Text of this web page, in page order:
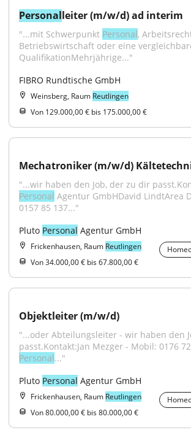
Personalleiter (m/w/d) ad interim
"...mit Schwerpunkt Personal,
Betriebswirtschaft oder eine
QualifikationMehrjährige..."
FIBRO Rundtische GmbH
Weinsberg, Raum Reutlingen
Von 129.000,00 € bis 175.000,00 €
Mechatroniker (m/w/d)
Personal Agentur GmbHDavid LindtArea
0157 85 137..."
Pluto Personal Agentur GmbH
Frickenhausen, Raum Reutlingen
Von 34.000,00 € bis 67.800,00 €
Objektleiter (m/w/d)
"...oder Abteilungsleiter - wir haben den
Personal..."
Pluto Personal Agentur GmbH
Frickenhausen, Raum Reutlingen
Von 80.000,00 € bis 80.000,00 €